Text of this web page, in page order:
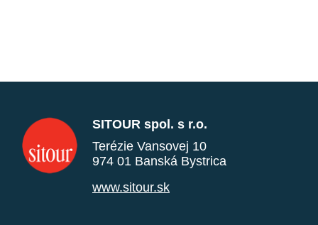
SITOUR spol. s r.o.
Terézie Vansovej 10
974 01 Banská Bystrica
www.sitour.sk